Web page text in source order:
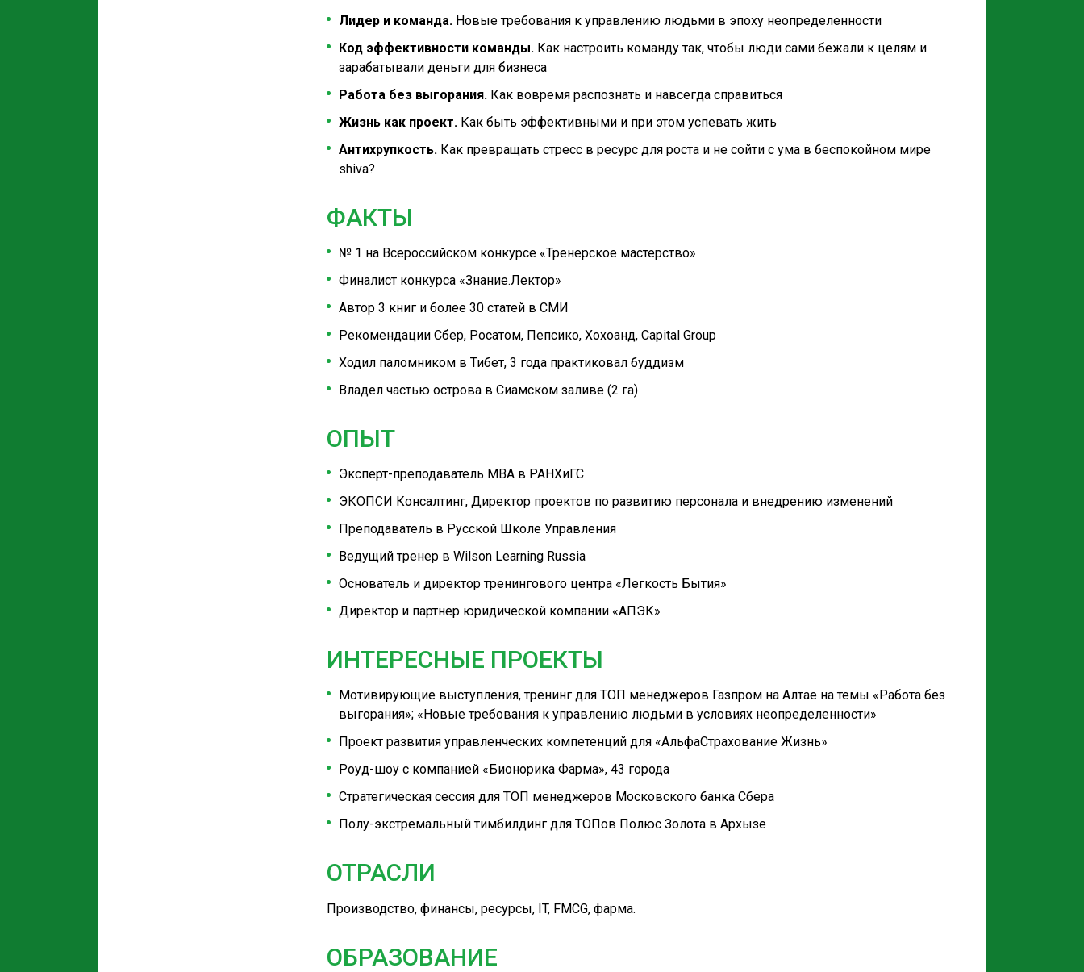
Лидер и команда. Новые требования к управлению людьми в эпоху неопределенности
Код эффективности команды. Как настроить команду так, чтобы люди сами бежали к целям и
зарабатывали деньги для бизнеса
Работа без выгорания. Как вовремя распознать и навсегда справиться
Жизнь как проект. Как быть эффективными и при этом успевать жить
Антихрупкость. Как превращать стресс в ресурс для роста и не сойти с ума в беспокойном мире
shiva?
ФАКТЫ
№ 1 на Всероссийском конкурсе «Тренерское мастерство»
Финалист конкурса «Знание.Лектор»
Автор 3 книг и более 30 статей в СМИ
Рекомендации Сбер, Росатом, Пепсико, Хохоанд, Capital Group
Ходил паломником в Тибет, 3 года практиковал буддизм
Владел частью острова в Сиамском заливе (2 га)
ОПЫТ
Эксперт-преподаватель MBA в РАНХиГС
ЭКОПСИ Консалтинг, Директор проектов по развитию персонала и внедрению изменений
Преподаватель в Русской Школе Управления
Ведущий тренер в Wilson Learning Russia
Основатель и директор тренингового центра «Легкость Бытия»
Директор и партнер юридической компании «АПЭК»
ИНТЕРЕСНЫЕ ПРОЕКТЫ
Мотивирующие выступления, тренинг для ТОП менеджеров Газпром на Алтае на темы «Работа без
выгорания»; «Новые требования к управлению людьми в условиях неопределенности»
Проект развития управленческих компетенций для «АльфаСтрахование Жизнь»
Роуд-шоу с компанией «Бионорика Фарма», 43 города
Стратегическая сессия для ТОП менеджеров Московского банка Сбера
Полу-экстремальный тимбилдинг для ТОПов Полюс Золота в Архызе
ОТРАСЛИ
Производство, финансы, ресурсы, IT, FMCG, фарма.
ОБРАЗОВАНИЕ